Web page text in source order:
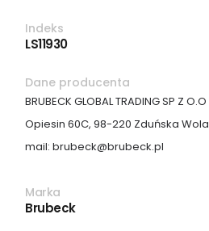
Indeks
LS11930
Dane producenta
BRUBECK GLOBAL TRADING SP Z O.O
Opiesin 60C, 98-220 Zduńska Wola
mail: brubeck@brubeck.pl
Marka
Brubeck